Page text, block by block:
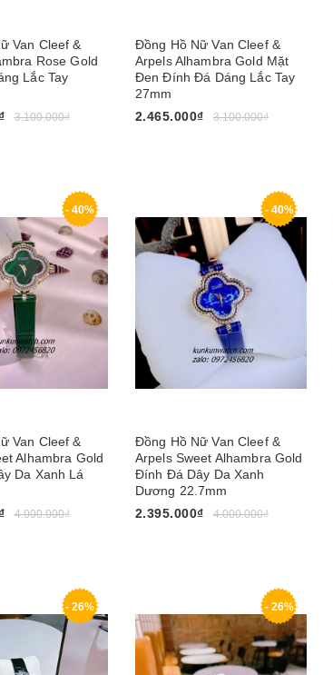
Van Cleef &
Rose Gold
Lắc Tay
3.100.000₫
Đồng Hồ Nữ Van Cleef &
Arpels Alhambra Gold Mặt
Đen Đính Đá Dáng Lắc Tay
27mm
2.465.000₫
3.100.000₫
- 40%
Van Cleef &
Alhambra Gold
Da Xanh Lá
4.000.000₫
- 40%
Đồng Hồ Nữ Van Cleef &
Arpels Sweet Alhambra Gold
Đính Đá Dây Da Xanh
Dương 22.7mm
2.395.000₫
4.000.000₫
- 26% - 26%